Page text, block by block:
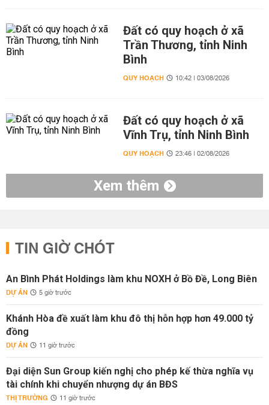
Đất có quy hoạch ở xã
Trần Thương, tỉnh Ninh
Bình
QUY HOẠCH 10:42 | 03/08/2026
Đất có quy hoạch ở xã
Vĩnh Trụ, tỉnh Ninh Bình
QUY HOẠCH 23:46 | 02/08/2026
Xem thêm
TIN GIỜ CHÓT
An Bình Phát Holdings làm khu NOXH ở Bồ Đề, Long Biên
DỰ ÁN 5 giờ trước
Khánh Hòa đề xuất làm khu đô thị hỗn hợp hơn 49.000 tỷ
đồng
DỰ ÁN 11 giờ trước
Đại diện Sun Group kiến nghị cho phép kế thừa nghĩa vụ
tài chính khi chuyển nhượng dự án BĐS
THỊ TRƯỜNG 11 giờ trước